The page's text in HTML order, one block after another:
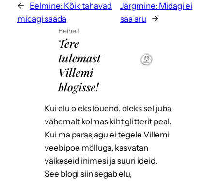
← Eelmine: Kõik tahavad
midagi saada
Järgmine: Midagi ei
saa aru
→
Heihei!
Tere
tulemast
Villemi
blogisse!
Kui elu oleks lõuend, oleks sel juba
vähemalt kolmas kiht glitterit peal.
Kui ma parasjagu ei tegele Villemi
veebipoe mölluga, kasvatan
väikeseid inimesi ja suuri ideid.
See blogi siin segab elu,